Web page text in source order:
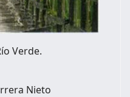
Verde.
Nieto